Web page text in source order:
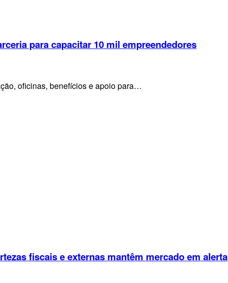
para capacitar 10 mil empreendedores
oficinas, benefícios e apoio para…
fiscais e externas mantêm mercado em alerta